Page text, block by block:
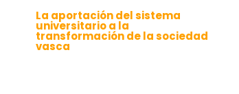
La aportación del sistema
universitario a la
transformación de la sociedad
vasca